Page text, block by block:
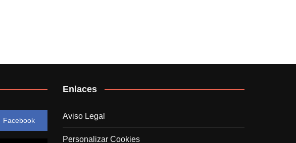
Facebook
Enlaces
Aviso Legal
Personalizar Cookies